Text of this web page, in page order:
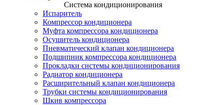
Система кондиционирования
Испаритель
Компрессор кондиционера
Муфта компрессора кондиционера
Осушитель кондиционера
Пневматический клапан кондиционера
Подшипник компрессора кондиционера
Прокладки системы кондиционирования
Радиатор кондиционера
Расширительный клапан кондиционера
Трубки системы кондиционирования
Шкив компрессора